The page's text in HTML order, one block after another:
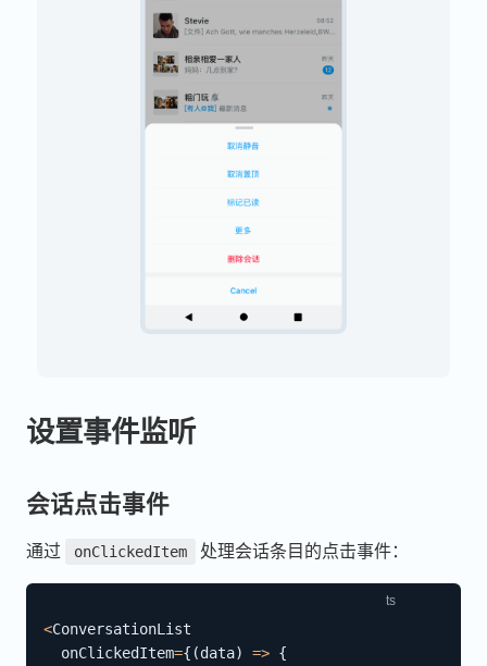
设置事件监听
会话点击事件
通过 onClickedItem 处理会话条目的点击事件：
<ConversationList
  onClickedItem
={ (data) => {